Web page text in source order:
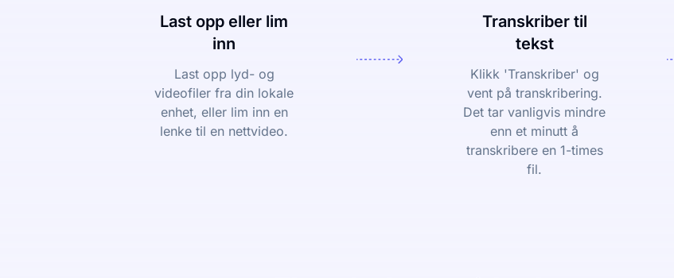
Last opp eller lim
inn
Last opp lyd- og
videofiler fra din lokale
enhet, eller lim inn en
lenke til en nettvideo.
Transkriber til
tekst
Klikk 'Transkriber' og
vent på transkribering.
Det tar vanligvis mindre
enn et minutt å
transkribere en 1-times
fil.